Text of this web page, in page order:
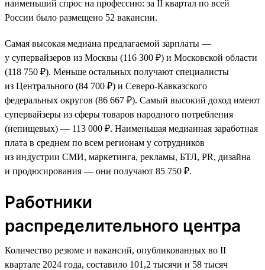
наименьший спрос на профессию: за II квартал по всей
России было размещено 52 вакансии.
Самая высокая медиана предлагаемой зарплаты —
у супервайзеров из Москвы (116 300 ₽) и Московской области
(118 750 ₽). Меньше остальных получают специалисты
из Центрального (84 700 ₽) и Северо-Кавказского
федеральных округов (86 667 ₽). Самый высокий доход имеют
супервайзеры из сферы товаров народного потребления
(непищевых) — 113 000 ₽. Наименьшая медианная заработная
плата в среднем по всем регионам у сотрудников
из индустрии СМИ, маркетинга, рекламы, БТЛ, PR, дизайна
и продюсирования — они получают 85 750 ₽.
Работники
распределительного центра
Количество резюме и вакансий, опубликованных во II
квартале 2024 года, составило 101,2 тысячи и 58 тысяч